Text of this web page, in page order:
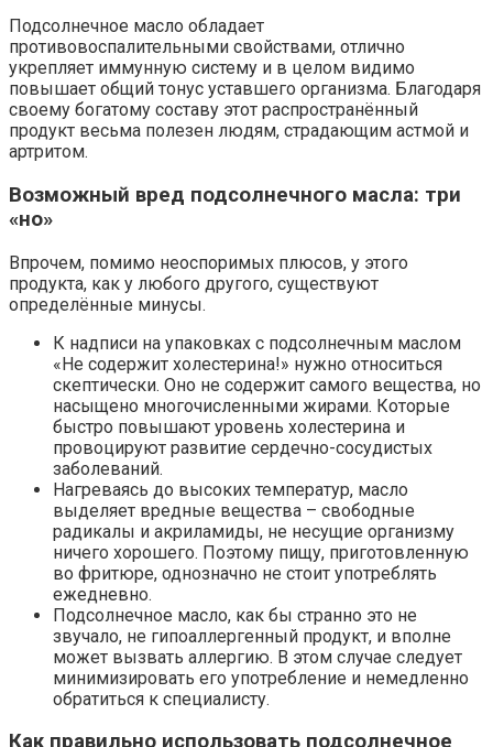
Подсолнечное масло обладает
противовоспалительными свойствами, отлично
укрепляет иммунную систему и в целом видимо
повышает общий тонус уставшего организма. Благодаря
своему богатому составу этот распространённый
продукт весьма полезен людям, страдающим астмой и
артритом.
Возможный вред подсолнечного масла: три
«но»
Впрочем, помимо неоспоримых плюсов, у этого
продукта, как у любого другого, существуют
определённые минусы.
К надписи на упаковках с подсолнечным маслом
«Не содержит холестерина!» нужно относиться
скептически. Оно не содержит самого вещества, но
насыщено многочисленными жирами. Которые
быстро повышают уровень холестерина и
провоцируют развитие сердечно-сосудистых
заболеваний.
Нагреваясь до высоких температур, масло
выделяет вредные вещества – свободные
радикалы и акриламиды, не несущие организму
ничего хорошего. Поэтому пищу, приготовленную
во фритюре, однозначно не стоит употреблять
ежедневно.
Подсолнечное масло, как бы странно это не
звучало, не гипоаллергенный продукт, и вполне
может вызвать аллергию. В этом случае следует
минимизировать его употребление и немедленно
обратиться к специалисту.
Как правильно использовать подсолнечное